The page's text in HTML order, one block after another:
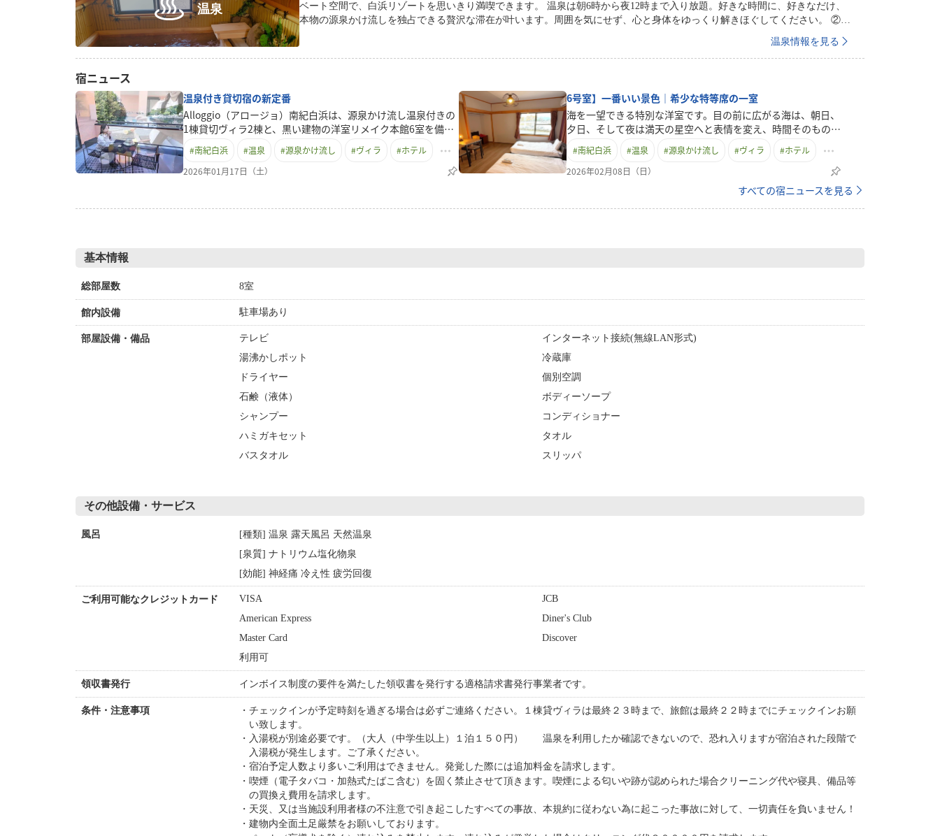
温泉
ベート空間で、白浜リゾートを思いきり満喫できます。 温泉は朝6時から夜12時まで入り放題。好きな時間に、好きなだけ、
本物の源泉かけ流しを独占できる贅沢な滞在が叶います。周囲を気にせず、心と身体をゆっくり解きほぐしてください。 ②本
設置し、各部屋ごとに約1時間の交代制で貸切入浴が可能です。 和をベースにした趣ある檜風呂で、落ち着いた癒しの時間を
お過ごしください。 外部浴槽の利用時間は15時から24時・6時から10時です。 温泉の魅力 泉質にも定評があり、健康・美容を
予約した という声が多い理由を、ぜひ体感してください。
温泉情報を見る
宿ニュース
温泉付き貸切宿の新定番
Alloggio（アロージョ）南紀白浜は、源泉かけ流し温泉付きの
1棟貸切ヴィラ2棟と、黒い建物の洋室リメイク本館6室を備え
た宿泊施設です。ヴィラは2階建て・最大6名まで宿泊可能。本
物の源泉かけ流し温泉を、完全プライベートで何度でも楽しめ
ます。キッチン完備で自炊もでき、敷地内ではBBQも可能。家
だけるため、人目を気にせずゆっくり入浴できます。お部屋は
泉」「自由度」を重視したい方に、ちょうどいい白浜滞在を。
#南紀白浜 #温泉 #源泉かけ流し #ヴィラ #ホテル
2026年01月17日（土）
6号室】一番いい景色｜希少な特等席の一室
海を一望できる特別な洋室です。目の前に広がる海は、朝日、
夕日、そして夜は満天の星空へと表情を変え、時間そのものが
旅の思い出になります。波の音に包まれながら過ごすひととき
は、日常から心を解き放ってくれます。定員は大人3名まで
（添い寝含む）。（ベットをくっつけることで３名宿泊可能）
セミダブルベッド2台のみのシンプルな設え。寝具追加はでき
ませんが、その分、景色と静けさを最大限に楽しめる空間で
す。施設外には源泉かけ流しの檜風呂を2棟設置。和を基調に
型冷蔵庫 ・ティファール ・エアコン共有スペースに電子レン
#南紀白浜 #温泉 #源泉かけ流し #ヴィラ #ホテル
2026年02月08日（日）
すべての宿ニュースを見る
基本情報
総部屋数 8室
館内設備 駐車場あり
部屋設備・備品 テレビ
インターネット接続(無線LAN形式)
湯沸かしポット
冷蔵庫
ドライヤー
個別空調
石鹸（液体）
ボディーソープ
シャンプー
コンディショナー
ハミガキセット
タオル
バスタオル
スリッパ
その他設備・サービス
風呂
[種類] 温泉 露天風呂 天然温泉
[泉質] ナトリウム塩化物泉
[効能] 神経痛 冷え性 疲労回復
ご利用可能なクレジットカード VISA
JCB
American Express
Diner's Club
Master Card
Discover
利用可
領収書発行 インボイス制度の要件を満たした領収書を発行する適格請求書発行事業者です。
条件・注意事項
チェックインが予定時刻を過ぎる場合は必ずご連絡ください。１棟貸ヴィラは最終２３時まで、旅館は最終２２時までにチェックインお願
い致します。
入湯税が別途必要です。（大人（中学生以上）１泊１５０円） 温泉を利用したか確認できないので、恐れ入りますが宿泊された段階で
入湯税が発生します。ご了承ください。
宿泊予定人数より多いご利用はできません。発覚した際には追加料金を請求します。
喫煙（電子タバコ・加熱式たばこ含む）を固く禁止させて頂きます。喫煙による匂いや跡が認められた場合クリーニング代や寝具、備品等
の買換え費用を請求します。
天災、又は当施設利用者様の不注意で引き起こしたすべての事故、本規約に従わない為に起こった事故に対して、一切責任を負いません！
建物内全面土足厳禁をお願いしております。